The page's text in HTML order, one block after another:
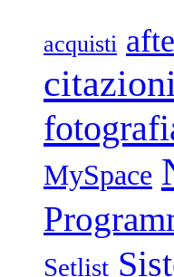
acquisti
citazioni
MySpace
Setlist